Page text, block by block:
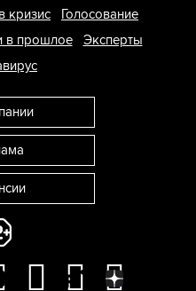
кризис
Голосование
в прошлое
Эксперты